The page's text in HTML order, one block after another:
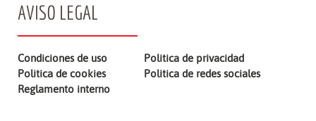
AVISO LEGAL
Condiciones de uso
Politica de privacidad
Politica de cookies
Politica de redes sociales
Reglamento interno